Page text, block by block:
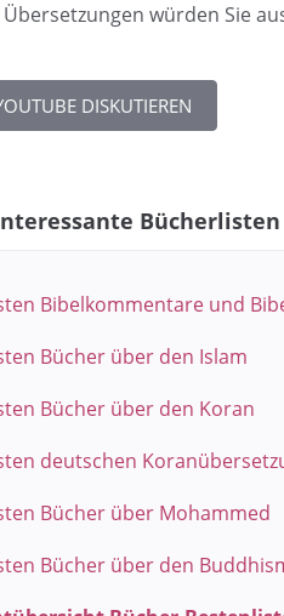
würden Sie
DISKUTIEREN
Bücherlisten
Bibelkommentare und
Bücher über den Islam
Bücher über den Koran
deutschen
Bücher über Mohammed
Bücher über den